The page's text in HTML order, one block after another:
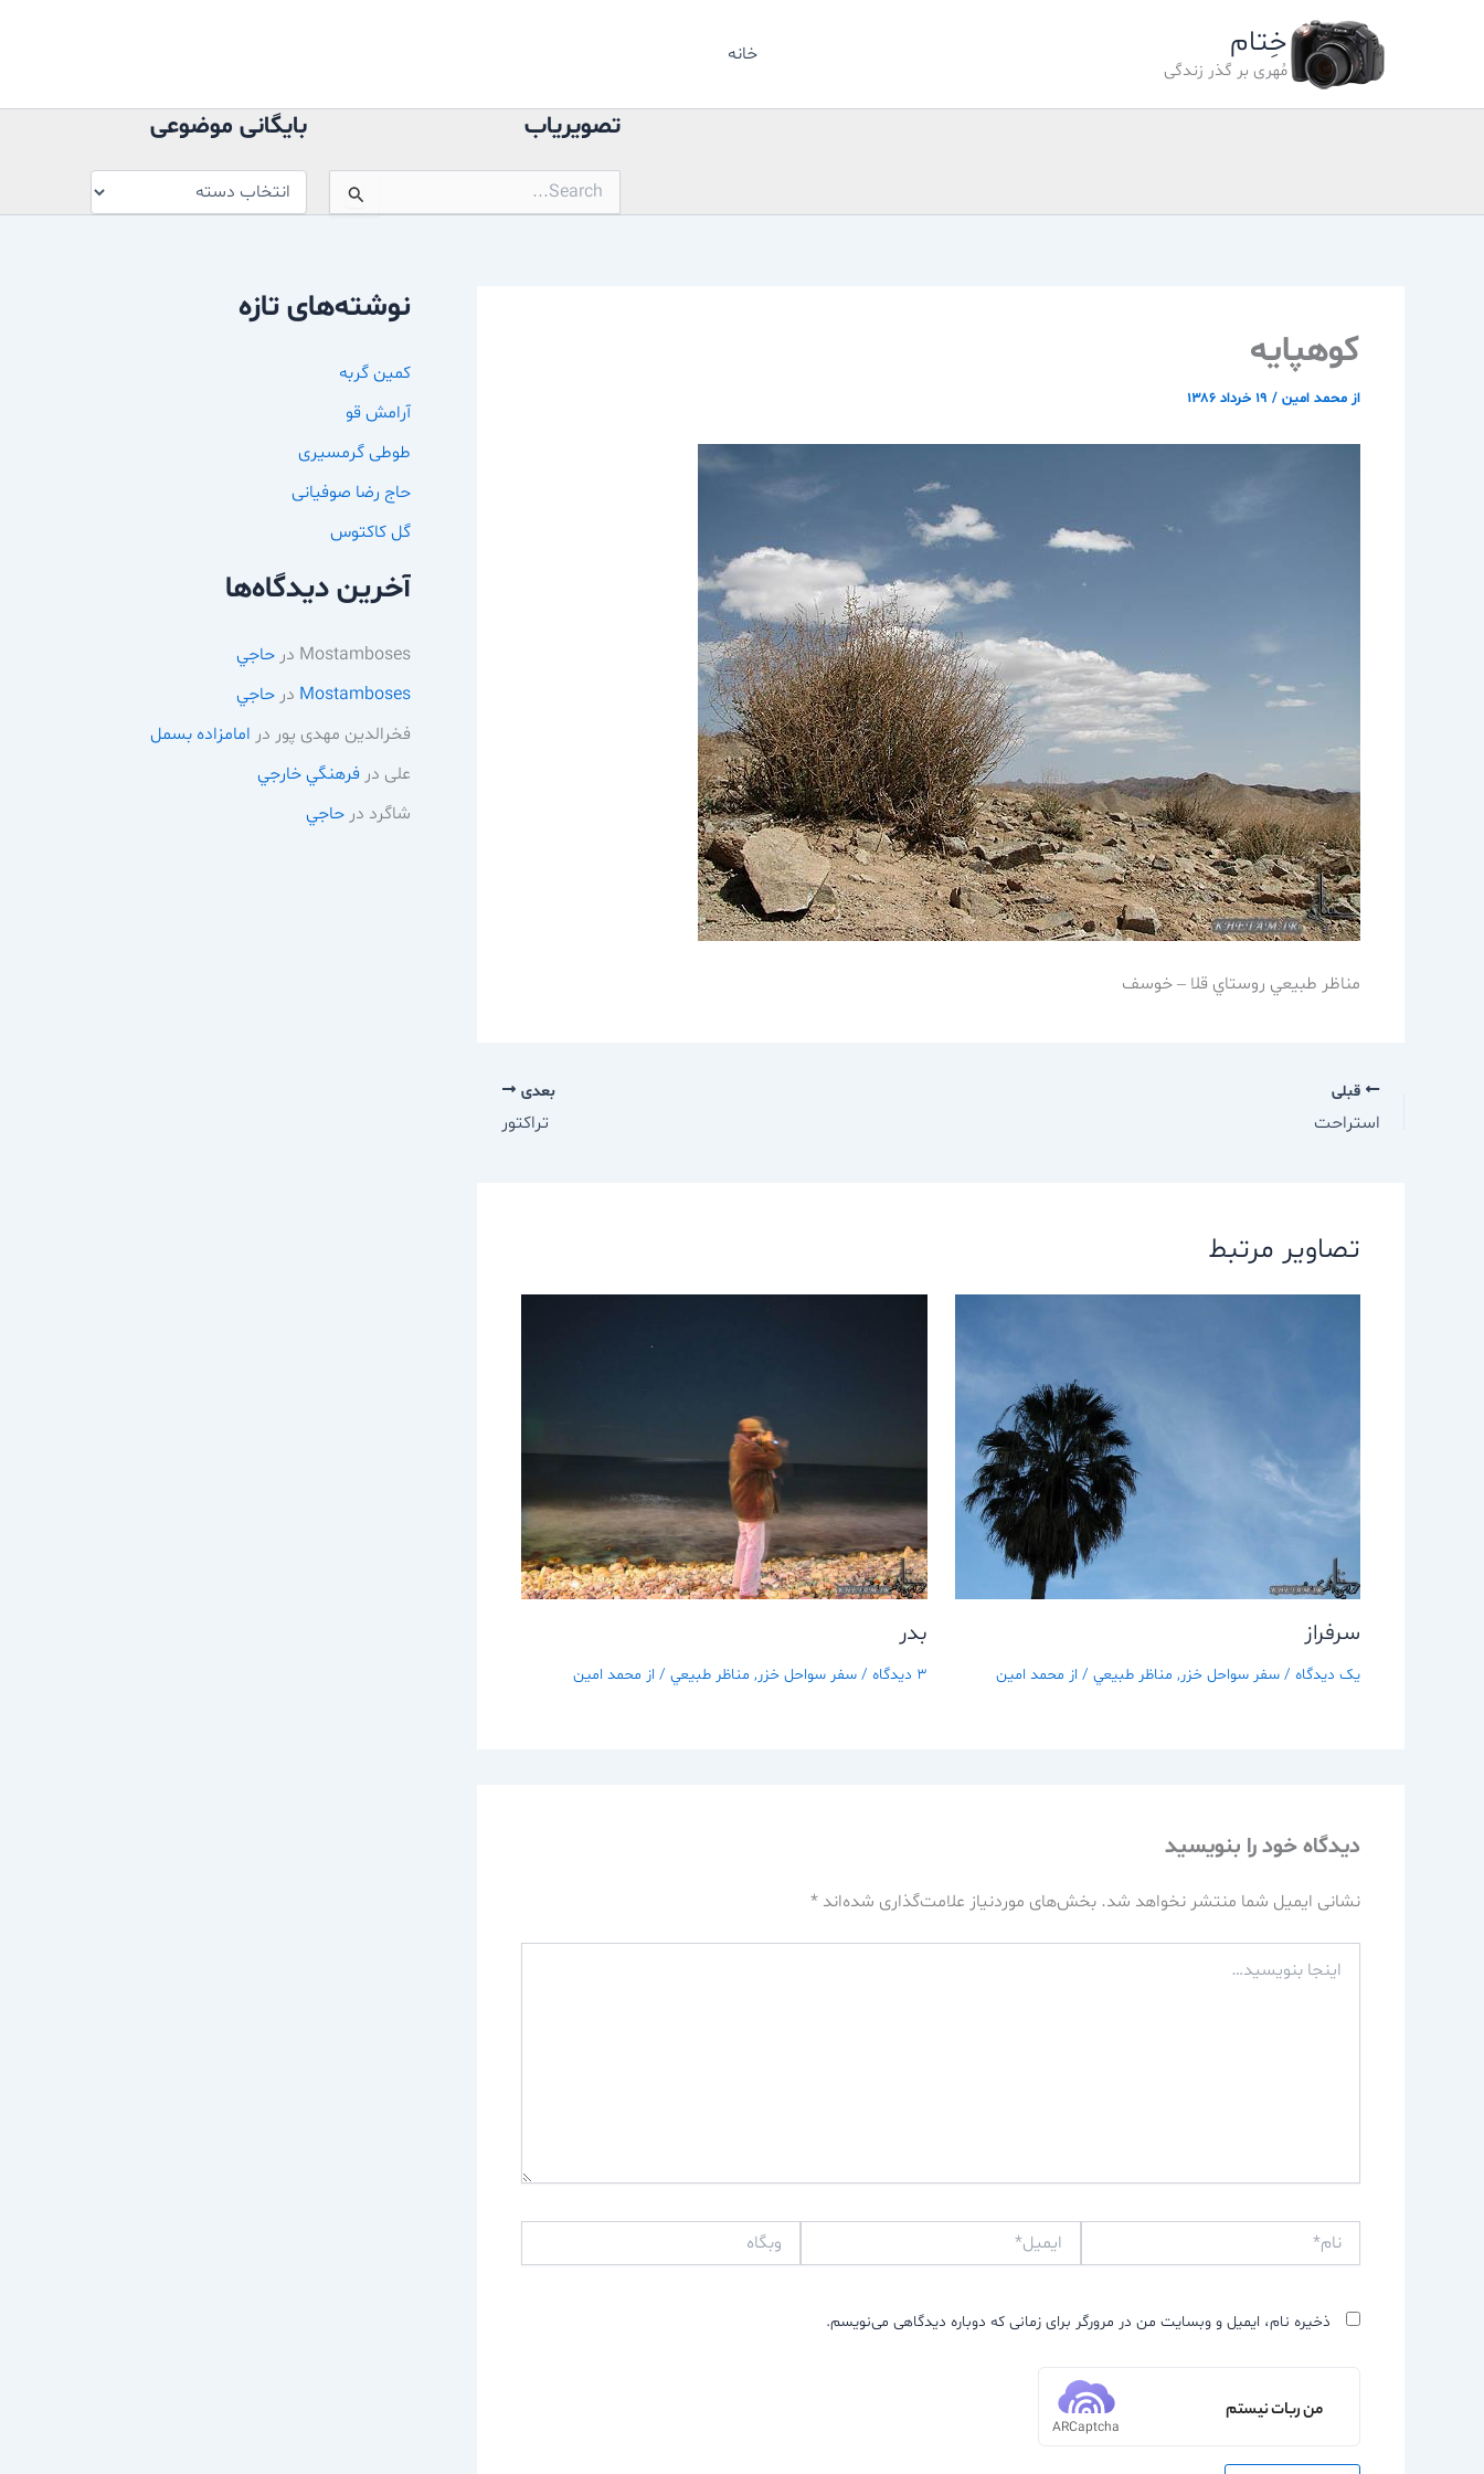
خِتام
مُهری بر گذر زندگی
خانه
تصویریاب
جستجو
برای:
بایگانی موضوعی
كوهپايه
از محمد امین / ۱۹ خرداد ۱۳۸۶
مناظر طبيعي روستاي قلا – خوسف
قبلی
استراحت
بعدی
تراكتور
تصاویر مرتبط
سرفراز
یک دیدگاه / سفر سواحل خزر, مناظر طبيعي / از محمد امین
بدر
3 دیدگاه /سفر سواحل خزر, مناظر طبيعي / از محمد امین
دیدگاه‌ خود را بنویسید
نشانی ایمیل شما منتشر نخواهد شد. بخش‌های موردنیاز علامت‌گذاری شده‌اند *
بنویسید…
ذخیره نام، ایمیل و وبسایت من در مرورگر برای زمانی که دوباره دیدگاهی می‌نویسم.
من ربات نیستم
ARCaptcha
نوشته‌های تازه
کمین گربه
آرامش قو
طوطی گرمسیری
حاج رضا صوفیانی
گل کاکتوس
آخرین دیدگاه‌ها
Mostamboses در حاجي
Mostamboses در حاجي
فخرالدین مهدی پور در امامزاده بسمل
علی در فرهنگي خارجي
شاگرد در حاجي